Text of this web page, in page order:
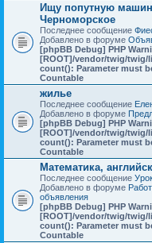
Ищу попутную
Черноморское
Последнее сообщение
Добавлено в форуме
[phpBB Debug] PHP
[ROOT]/vendor/twig/twig/
count(): Parameter must
Countable
жилье
Последнее сообщение
Добавлено в форуме
[phpBB Debug] PHP
[ROOT]/vendor/twig/twig/
count(): Parameter must
Countable
Математика,
Последнее сообщение
Добавлено в форуме
объявления
[phpBB Debug] PHP
[ROOT]/vendor/twig/twig/
count(): Parameter must
Countable